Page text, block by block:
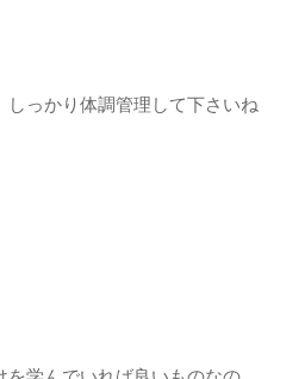
しっかり体調管理して下さいね